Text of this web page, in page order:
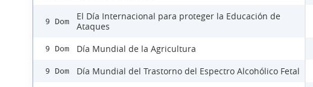
9 Dom
El Día Internacional para proteger la Educación de
Ataques
9 Dom Día Mundial de la Agricultura
9 Dom Día Mundial del Trastorno del Espectro Alcohólico Fetal